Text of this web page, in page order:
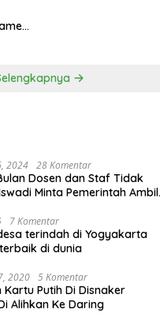
2024 28 Komentar
Dosen dan Staf Tidak
Minta Pemerintah Ambil
7 Komentar
terindah di Yogyakarta
di dunia
2020 5 Komentar
Kartu Putih Di Disnaker
Alihkan Ke Daring